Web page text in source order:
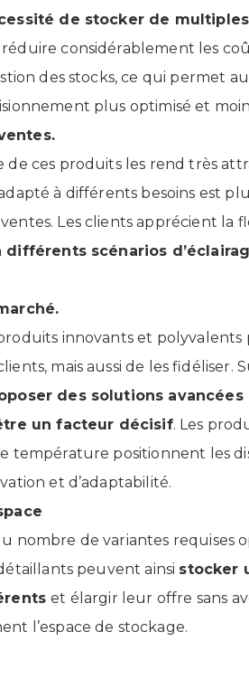
de stocker de
considérablement les
des stocks, ce qui permet
plus optimisé et
de ces produits les rend très
à différents besoins est
Les clients apprécient la
différents scénarios
innovants et
mais aussi de les
des solutions
un facteur décisif. Les
température positionnent les
et d’adaptabilité.
nombre de variantes requises
peuvent ainsi stocker
et élargir leur offre sans
l’espace de stockage.